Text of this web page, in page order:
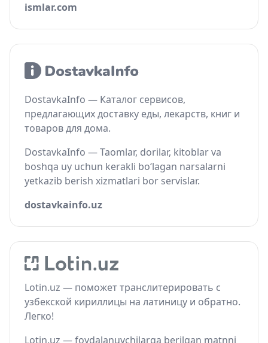
ismlar.com
DostavkaInfo — Каталог сервисов,
предлагающих доставку еды, лекарств, книг и
товаров для дома.
DostavkaInfo — Taomlar, dorilar, kitoblar va
boshqa uy uchun kerakli bo‘lagan narsalarni
yetkazib berish xizmatlari bor servislar.
dostavkainfo.uz
Lotin.uz — поможет транслитерировать с
узбекской кириллицы на латиницу и обратно.
Легко!
Lotin.uz — foydalanuvchilarga berilgan matnni